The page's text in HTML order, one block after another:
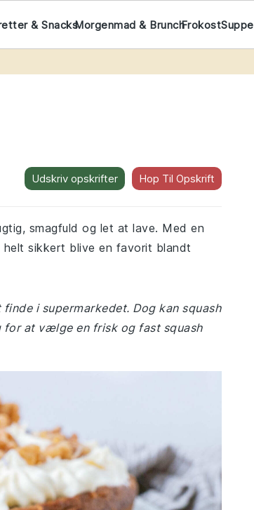
& SnacksMorgenmad & BrunchFrokostSuppe
Udskriv opskrifter Hop Til Opskrift
smagfuld og let at lave. Med en
helt sikkert blive en favorit blandt
i supermarkedet. Dog kan squash
for at vælge en frisk og fast squash